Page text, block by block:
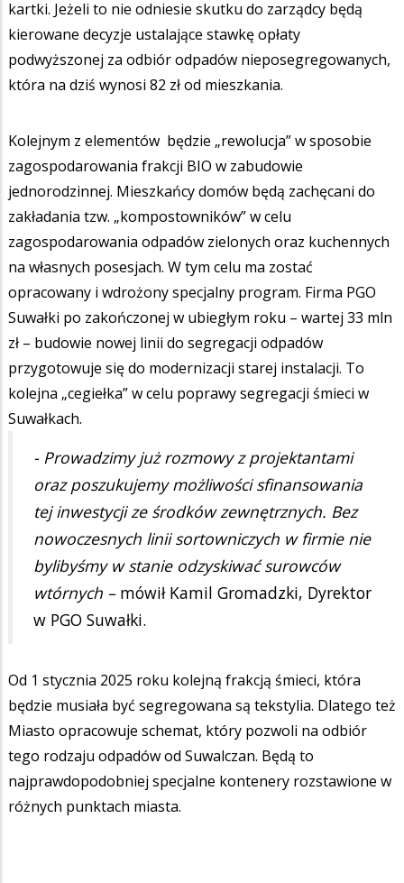
kartki. Jeżeli to nie odniesie skutku do zarządcy będą
kierowane decyzje ustalające stawkę opłaty
podwyższonej za odbiór odpadów nieposegregowanych,
która na dziś wynosi 82 zł od mieszkania.
Kolejnym z elementów będzie „rewolucja” w sposobie
zagospodarowania frakcji BIO w zabudowie
jednorodzinnej. Mieszkańcy domów będą zachęcani do
zakładania tzw. „kompostowników” w celu
zagospodarowania odpadów zielonych oraz kuchennych
na własnych posesjach. W tym celu ma zostać
opracowany i wdrożony specjalny program. Firma PGO
Suwałki po zakończonej w ubiegłym roku – wartej 33 mln
zł – budowie nowej linii do segregacji odpadów
przygotowuje się do modernizacji starej instalacji. To
kolejna „cegiełka” w celu poprawy segregacji śmieci w
Suwałkach.
- Prowadzimy już rozmowy z projektantami
oraz poszukujemy możliwości sfinansowania
tej inwestycji ze środków zewnętrznych. Bez
nowoczesnych linii sortowniczych w firmie nie
bylibyśmy w stanie odzyskiwać surowców
wtórnych –mówił Kamil Gromadzki, Dyrektor
w PGO Suwałki.
Od 1 stycznia 2025 roku kolejną frakcją śmieci, która
będzie musiała być segregowana są tekstylia. Dlatego też
Miasto opracowuje schemat, który pozwoli na odbiór
tego rodzaju odpadów od Suwalczan. Będą to
najprawdopodobniej specjalne kontenery rozstawione w
różnych punktach miasta.